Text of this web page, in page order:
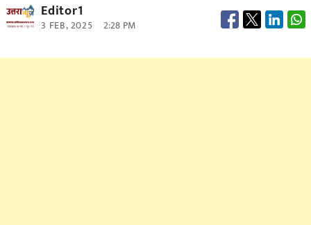
Editor1
3 FEB, 2025 2:28 PM